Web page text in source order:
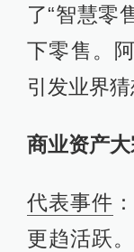
了“智慧零
下零售。
引发业界猜
商业资产
代表事件
更趋活跃